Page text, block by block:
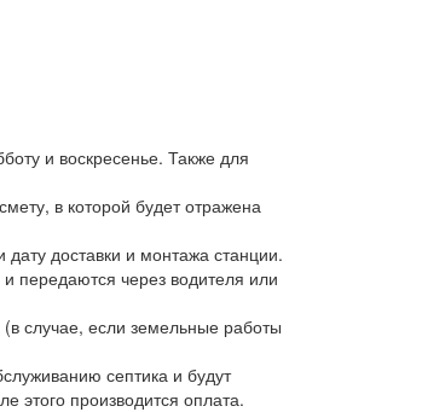
и воскресенье. Также для
в которой будет отражена
доставки и монтажа станции.
передаются через водителя или
случае, если земельные работы
септика и будут
этого производится оплата.